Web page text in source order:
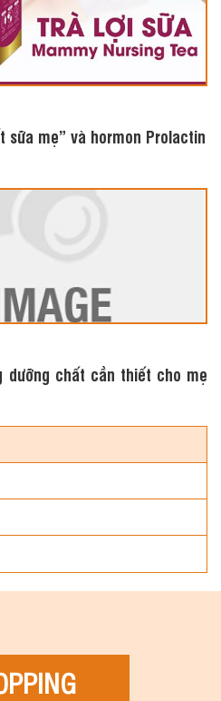
sữa mẹ” và hormon Prolactin
dưỡng chất cần thiết cho mẹ